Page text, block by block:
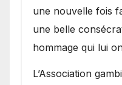
une nouvelle fois
une belle
hommage qui lui
​L’Association